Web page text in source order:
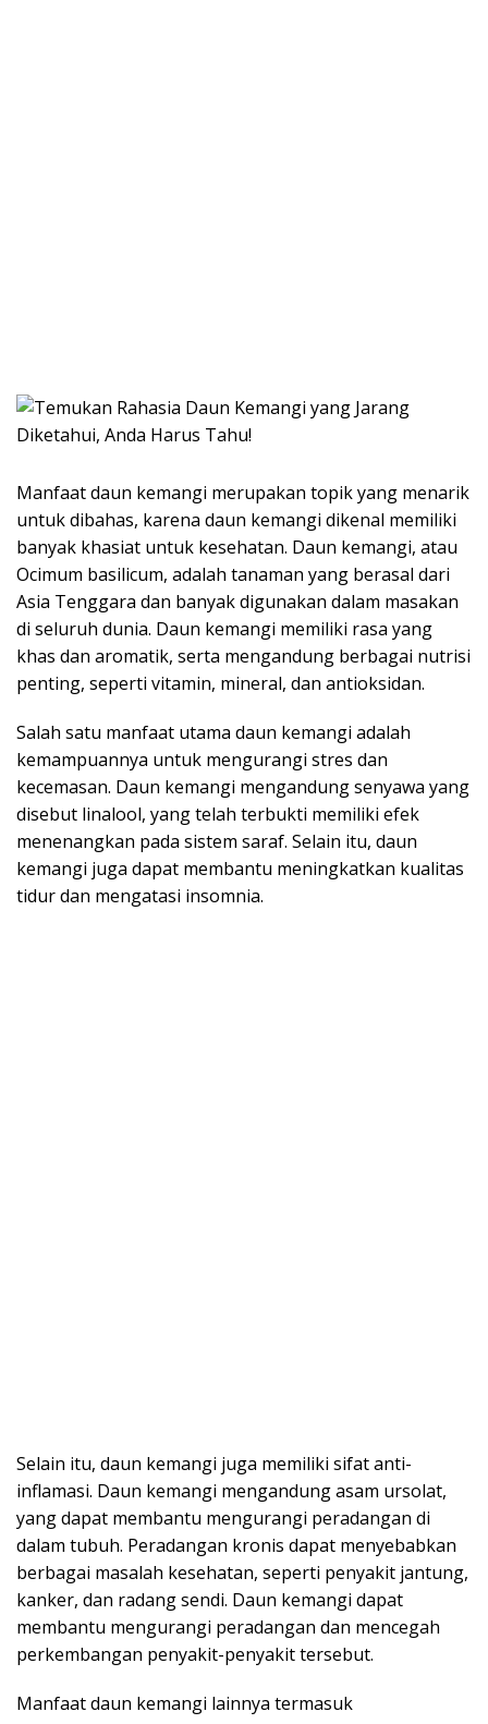
Manfaat daun kemangi merupakan topik yang menarik
untuk dibahas, karena daun kemangi dikenal memiliki
banyak khasiat untuk kesehatan. Daun kemangi, atau
Ocimum basilicum, adalah tanaman yang berasal dari
Asia Tenggara dan banyak digunakan dalam masakan
di seluruh dunia. Daun kemangi memiliki rasa yang
khas dan aromatik, serta mengandung berbagai nutrisi
penting, seperti vitamin, mineral, dan antioksidan.
Salah satu manfaat utama daun kemangi adalah
kemampuannya untuk mengurangi stres dan
kecemasan. Daun kemangi mengandung senyawa yang
disebut linalool, yang telah terbukti memiliki efek
menenangkan pada sistem saraf. Selain itu, daun
kemangi juga dapat membantu meningkatkan kualitas
tidur dan mengatasi insomnia.
Selain itu, daun kemangi juga memiliki sifat anti-
inflamasi. Daun kemangi mengandung asam ursolat,
yang dapat membantu mengurangi peradangan di
dalam tubuh. Peradangan kronis dapat menyebabkan
berbagai masalah kesehatan, seperti penyakit jantung,
kanker, dan radang sendi. Daun kemangi dapat
membantu mengurangi peradangan dan mencegah
perkembangan penyakit-penyakit tersebut.
Manfaat daun kemangi lainnya termasuk